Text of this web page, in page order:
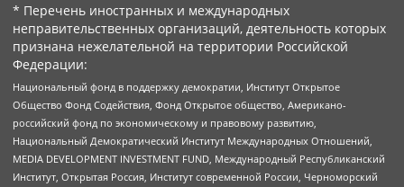
* Перечень иностранных и международных
неправительственных организаций, деятельность которых
признана нежелательной на территории Российской
Федерации:
Национальный фонд в поддержку демократии, Институт Открытое
Общество Фонд Содействия, Фонд Открытое общество, Американо-
российский фонд по экономическому и правовому развитию,
Национальный Демократический Институт Международных Отношений,
MEDIA DEVELOPMENT INVESTMENT FUND, Международный Республиканский
Институт, Открытая Россия, Институт современной России, Черноморский